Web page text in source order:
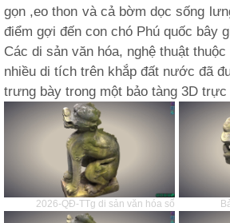
gọn ,eo thon và cả bờm dọc sống
điểm gợi đến con chó Phú quốc bây
Các di sản văn hóa, nghệ thuật
nhiều di tích trên khắp đất nước đã
trưng bày trong một bảo tàng 3D trực
2026-QĐ-TTg di sản văn hóa số